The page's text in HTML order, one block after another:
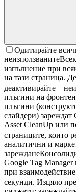
Одитирайте
неизползваните
изпълнение при
на тази страница.
деактивирайте –
плъгини на
плъгини
слайдери) зареждат
Asset CleanUp или
страниците, които
аналитични и
зареждане
Google Tag Manager
при
секунди. Изцяло